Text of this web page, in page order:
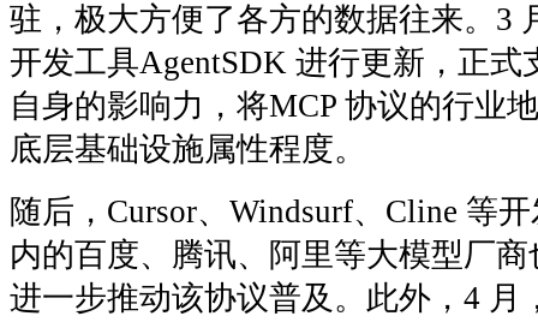
驻，极大方便了各方的数据往来。3
开发工具AgentSDK 进行更新，正式
自身的影响力，将MCP 协议的行业
底层基础设施属性程度。
随后，Cursor、Windsurf、Cline 等
内的百度、腾讯、阿里等大模型厂
进一步推动该协议普及。此外，4 月